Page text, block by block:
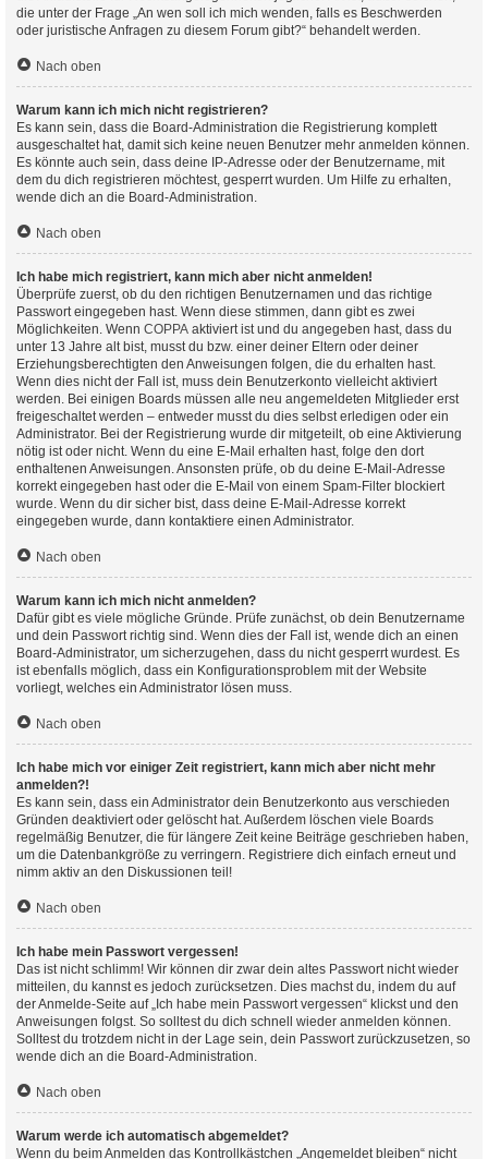
die unter der Frage „An wen soll ich mich wenden, falls es Beschwerden
oder juristische Anfragen zu diesem Forum gibt?“ behandelt werden.
Nach oben
Warum kann ich mich nicht registrieren?
Es kann sein, dass die Board-Administration die Registrierung komplett
ausgeschaltet hat, damit sich keine neuen Benutzer mehr anmelden können.
Es könnte auch sein, dass deine IP-Adresse oder der Benutzername, mit
dem du dich registrieren möchtest, gesperrt wurden. Um Hilfe zu erhalten,
wende dich an die Board-Administration.
Nach oben
Ich habe mich registriert, kann mich aber nicht anmelden!
Überprüfe zuerst, ob du den richtigen Benutzernamen und das richtige
Passwort eingegeben hast. Wenn diese stimmen, dann gibt es zwei
Möglichkeiten. Wenn COPPA aktiviert ist und du angegeben hast, dass du
unter 13 Jahre alt bist, musst du bzw. einer deiner Eltern oder deiner
Erziehungsberechtigten den Anweisungen folgen, die du erhalten hast.
Wenn dies nicht der Fall ist, muss dein Benutzerkonto vielleicht aktiviert
werden. Bei einigen Boards müssen alle neu angemeldeten Mitglieder erst
freigeschaltet werden – entweder musst du dies selbst erledigen oder ein
Administrator. Bei der Registrierung wurde dir mitgeteilt, ob eine Aktivierung
nötig ist oder nicht. Wenn du eine E-Mail erhalten hast, folge den dort
enthaltenen Anweisungen. Ansonsten prüfe, ob du deine E-Mail-Adresse
korrekt eingegeben hast oder die E-Mail von einem Spam-Filter blockiert
wurde. Wenn du dir sicher bist, dass deine E-Mail-Adresse korrekt
eingegeben wurde, dann kontaktiere einen Administrator.
Nach oben
Warum kann ich mich nicht anmelden?
Dafür gibt es viele mögliche Gründe. Prüfe zunächst, ob dein Benutzername
und dein Passwort richtig sind. Wenn dies der Fall ist, wende dich an einen
Board-Administrator, um sicherzugehen, dass du nicht gesperrt wurdest. Es
ist ebenfalls möglich, dass ein Konfigurationsproblem mit der Website
vorliegt, welches ein Administrator lösen muss.
Nach oben
Ich habe mich vor einiger Zeit registriert, kann mich aber nicht mehr
anmelden?!
Es kann sein, dass ein Administrator dein Benutzerkonto aus verschieden
Gründen deaktiviert oder gelöscht hat. Außerdem löschen viele Boards
regelmäßig Benutzer, die für längere Zeit keine Beiträge geschrieben haben,
um die Datenbankgröße zu verringern. Registriere dich einfach erneut und
nimm aktiv an den Diskussionen teil!
Nach oben
Ich habe mein Passwort vergessen!
Das ist nicht schlimm! Wir können dir zwar dein altes Passwort nicht wieder
mitteilen, du kannst es jedoch zurücksetzen. Dies machst du, indem du auf
der Anmelde-Seite auf „Ich habe mein Passwort vergessen“ klickst und den
Anweisungen folgst. So solltest du dich schnell wieder anmelden können.
Solltest du trotzdem nicht in der Lage sein, dein Passwort zurückzusetzen, so
wende dich an die Board-Administration.
Nach oben
Warum werde ich automatisch abgemeldet?
Wenn du beim Anmelden das Kontrollkästchen „Angemeldet bleiben“ nicht